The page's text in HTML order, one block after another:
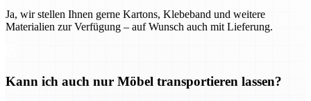
Ja, wir stellen Ihnen gerne Kartons, Klebeband und weitere
Materialien zur Verfügung – auf Wunsch auch mit Lieferung.
Kann ich auch nur Möbel transportieren lassen?